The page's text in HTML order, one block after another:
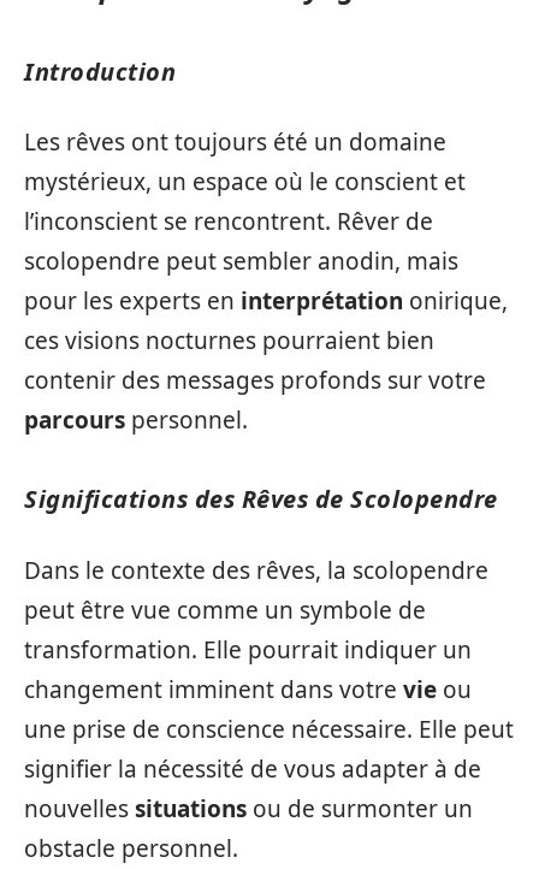
Introduction
Les rêves ont toujours été un domaine
mystérieux, un espace où le conscient et
l’inconscient se rencontrent. Rêver de
scolopendre peut sembler anodin, mais
pour les experts en interprétation onirique,
ces visions nocturnes pourraient bien
contenir des messages profonds sur votre
parcours personnel.
Significations des Rêves de Scolopendre
Dans le contexte des rêves, la scolopendre
peut être vue comme un symbole de
transformation. Elle pourrait indiquer un
changement imminent dans votre vie ou
une prise de conscience nécessaire. Elle peut
signifier la nécessité de vous adapter à de
nouvellessituations ou de surmonter un
obstacle personnel.